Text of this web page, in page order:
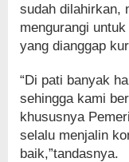
sudah dilahirkan,
mengurangi
yang dianggap
“Di pati banyak
sehingga kami
khususnya
selalu menjalin
baik,”tandasnya.